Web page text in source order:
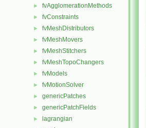
► fvAgglomerationMethods
► fvConstraints
► fvMeshDistributors
► fvMeshMovers
► fvMeshStitchers
► fvMeshTopoChangers
► fvModels
► fvMotionSolver
► genericPatches
► genericPatchFields
► lagrangian